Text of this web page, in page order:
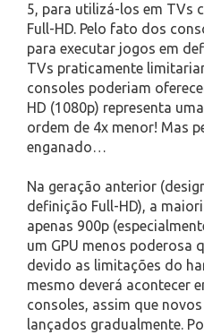
5, para utilizá-los em TVs
Full-HD. Pelo fato dos
para executar jogos em
TVs praticamente
consoles poderiam
HD (1080p) representa
ordem de 4x menor! Mas
enganado…
Na geração anterior
definição Full-HD), a
apenas 900p
um GPU menos poderosa
devido as limitações do
mesmo deverá acontecer
consoles, assim que
lançados gradualmente.